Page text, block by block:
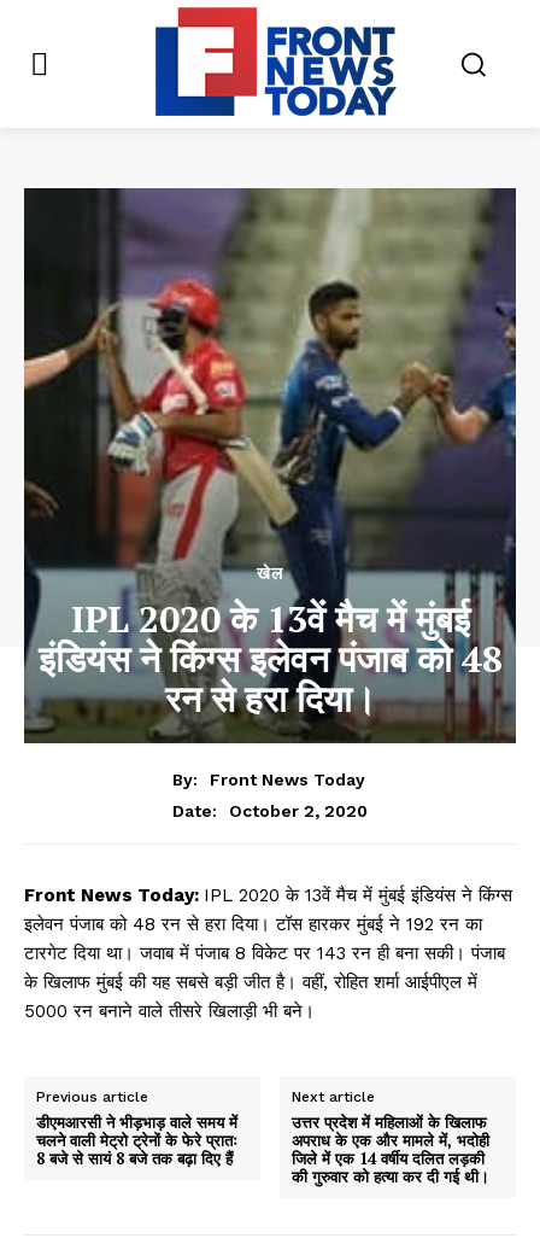
खेल
IPL 2020 के 13वें मैच में मुंबई
इंडियंस ने किंग्स इलेवन पंजाब को 48
रन से हरा दिया।
By:
Front News Today
Date:
October 2, 2020
Front News Today: IPL 2020 के 13वें मैच में मुंबई इंडियंस ने किंग्स
इलेवन पंजाब को 48 रन से हरा दिया। टॉस हारकर मुंबई ने 192 रन का
टारगेट दिया था। जवाब में पंजाब 8 विकेट पर 143 रन ही बना सकी। पंजाब
के खिलाफ मुंबई की यह सबसे बड़ी जीत है। वहीं, रोहित शर्मा आईपीएल में
5000 रन बनाने वाले तीसरे खिलाड़ी भी बने।
Previous article
डीएमआरसी ने भीड़भाड़ वाले समय में
चलने वाली मेट्रो ट्रेनों के फेरे प्रातः
8 बजे से सायं 8 बजे तक बढ़ा दिए हैं
Next article
उत्तर प्रदेश में महिलाओं के खिलाफ
अपराध के एक और मामले में, भदोही
जिले में एक 14 वर्षीय दलित लड़की
की गुरुवार को हत्या कर दी गई थी।